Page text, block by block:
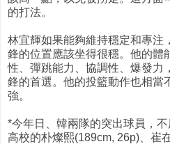
的打法。
林宜輝如果能夠維持穩定和專注
鋒的位置應該坐得很穩。他的體
性、彈跳能力、協調性、爆發力
鋒的首選。他的投籃動作也相當
強。
*今年日、韓兩隊的突出球員，
高校的朴燦熙(189cm, 26p)、崔